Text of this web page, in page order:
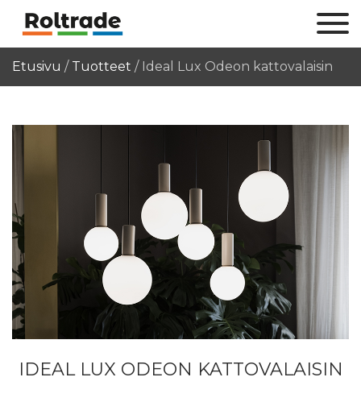
Etusivu / Tuotteet / Ideal Lux Odeon kattovalaisin
IDEAL LUX ODEON KATTOVALAISIN